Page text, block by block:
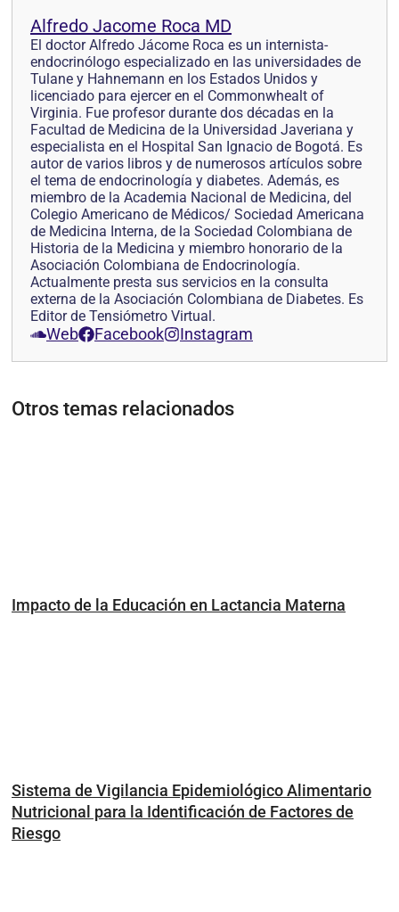
Alfredo Jacome Roca MD
El doctor Alfredo Jácome Roca es un internista-
endocrinólogo especializado en las universidades de
Tulane y Hahnemann en los Estados Unidos y
licenciado para ejercer en el Commonwhealt of
Virginia. Fue profesor durante dos décadas en la
Facultad de Medicina de la Universidad Javeriana y
especialista en el Hospital San Ignacio de Bogotá. Es
autor de varios libros y de numerosos artículos sobre
el tema de endocrinología y diabetes. Además, es
miembro de la Academia Nacional de Medicina, del
Colegio Americano de Médicos/ Sociedad Americana
de Medicina Interna, de la Sociedad Colombiana de
Historia de la Medicina y miembro honorario de la
Asociación Colombiana de Endocrinología.
Actualmente presta sus servicios en la consulta
externa de la Asociación Colombiana de Diabetes. Es
Editor de Tensiómetro Virtual.
Web Facebook Instagram
Otros temas relacionados
Impacto de la Educación en Lactancia Materna
Sistema de Vigilancia Epidemiológico Alimentario
Nutricional para la Identificación de Factores de
Riesgo